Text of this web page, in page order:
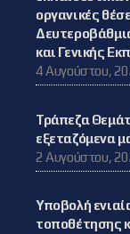
οργανικές
και Γενικής
4 Αυγούστου,
Τράπεζα
εξεταζόμενα
2 Αυγούστου,
Υποβολή
τοποθέτησης